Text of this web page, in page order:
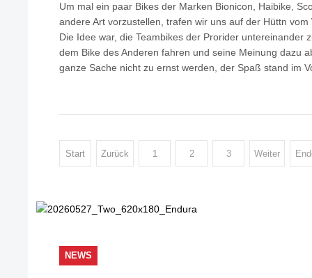
Um mal ein paar Bikes der Marken Bionicon, Haibike,
andere Art vorzustellen, trafen wir uns auf der Hüttn
Die Idee war, die Teambikes der Prorider untereinander
dem Bike des Anderen fahren und seine Meinung dazu
ganze Sache nicht zu ernst werden, der Spaß stand im
Start Zurück 1 2 3 Weiter
NEWS